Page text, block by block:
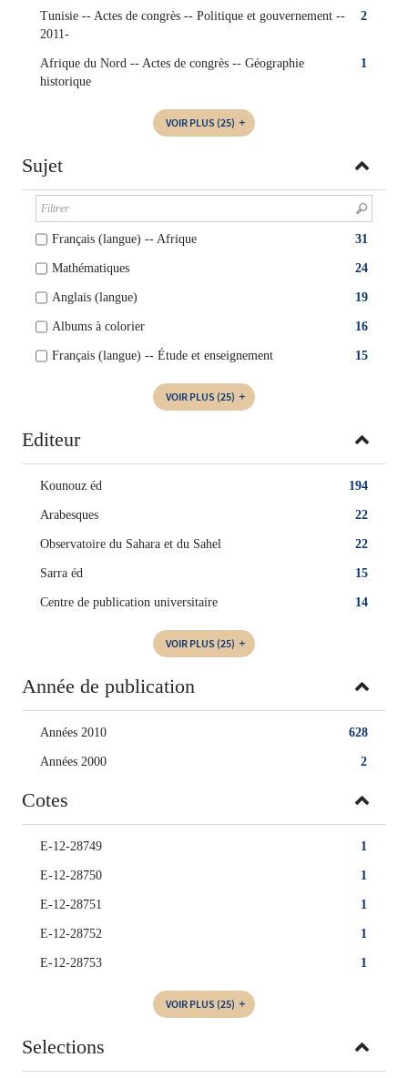
2
Tunisie -- Actes de congrès -- Politique et gouvernement --
2011-
1
Afrique du Nord -- Actes de congrès -- Géographie
historique
VOIR PLUS (25)
Sujet
31
Français (langue) -- Afrique
24
Mathématiques
19
Anglais (langue)
16
Albums à colorier
15
Français (langue) -- Étude et enseignement
VOIR PLUS (25)
Editeur
194
Kounouz éd
22
Arabesques
22
Observatoire du Sahara et du Sahel
15
Sarra éd
14
Centre de publication universitaire
VOIR PLUS (25)
Année de publication
628
Années 2010
2
Années 2000
Cotes
1
E-12-28749
1
E-12-28750
1
E-12-28751
1
E-12-28752
1
E-12-28753
VOIR PLUS (25)
Selections